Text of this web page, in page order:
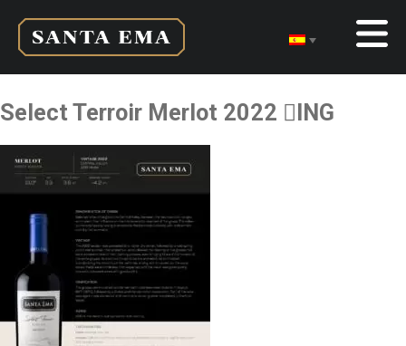
Select Terroir Merlot 2022 ING